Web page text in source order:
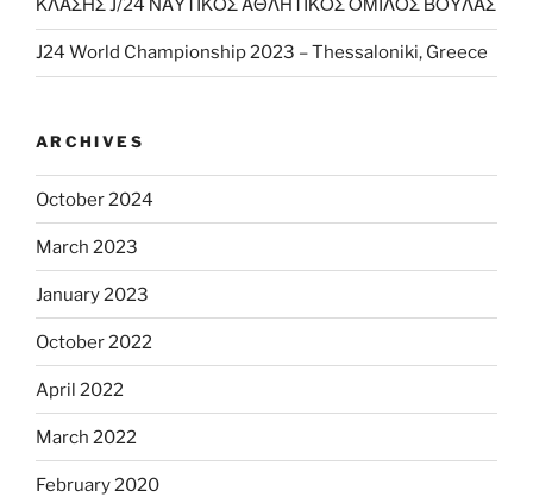
ΚΛΑΣΗΣ J/24 ΝΑΥΤΙΚΟΣ ΑΘΛΗΤΙΚΟΣ ΟΜΙΛΟΣ ΒΟΥΛΑΣ
J24 World Championship 2023 – Thessaloniki, Greece
ARCHIVES
October 2024
March 2023
January 2023
October 2022
April 2022
March 2022
February 2020